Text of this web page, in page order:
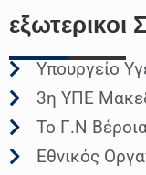
εξωτερικοι
Υπουργείο
3η ΥΠΕ
Το Γ.Ν
Εθνικός